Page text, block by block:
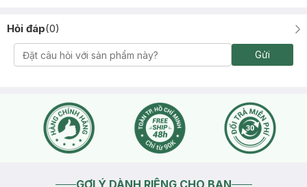
Hỏi đáp(0)
Gửi
GỢI Ý DÀNH RIÊNG CHO BẠN